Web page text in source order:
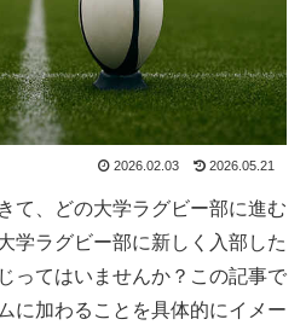
2026.02.03 2026.05.21
て、どの大学ラグビー部に進む
学ラグビー部に新しく入部した
ってはいませんか？この記事で
に加わることを具体的にイメー